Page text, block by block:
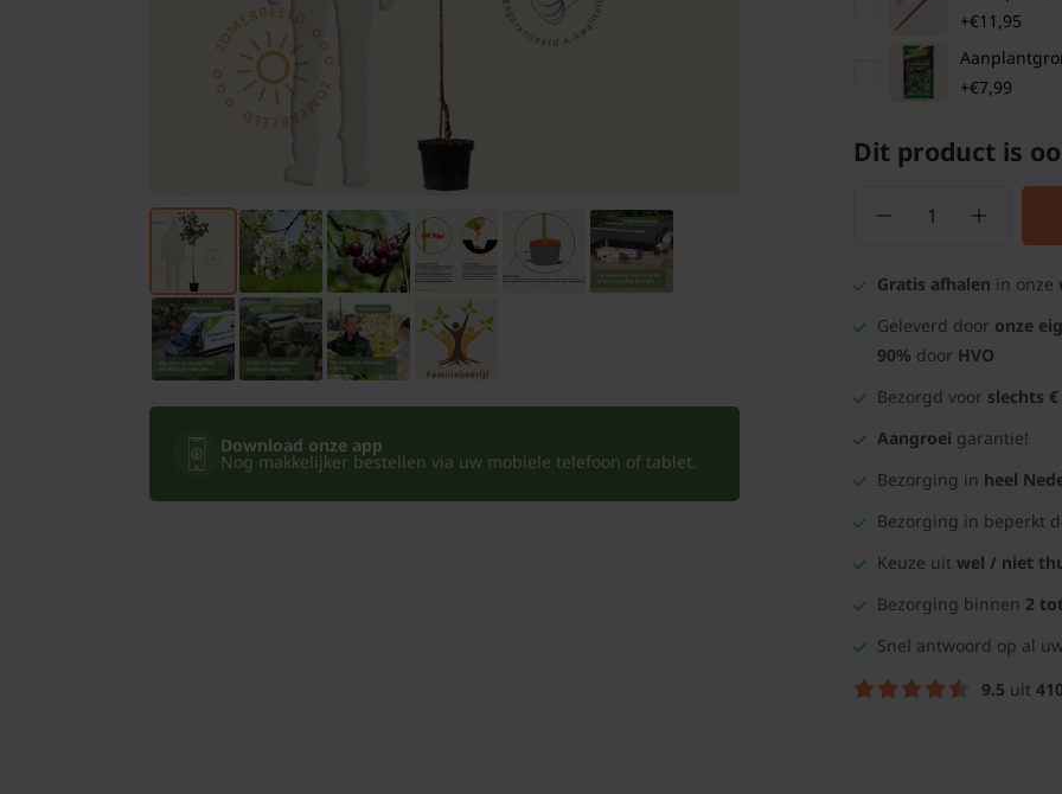
Bomen
Leibomen
Kamerplanten
Bloempotten
Download onze app
Nog makkelijker bestellen via uw mobiele telefoon of tablet.
+€11,95
+€7,99
Dit product is
Gratis afhalen in onze
Geleverd door onze
90% door HVO
Bezorgd voor slechts €
Aangroei garantie!
Bezorging in heel
Bezorging in beperkt
Keuze uit wel / niet
Bezorging binnen 2
Snel antwoord op al
9.5 uit